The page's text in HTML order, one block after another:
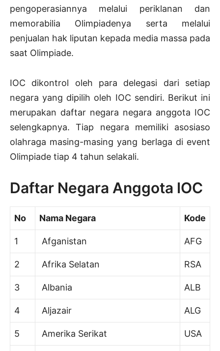
pengoperasiannya melalui periklanan dan
memorabilia Olimpiadenya serta melalui
penjualan hak liputan kepada media massa pada
saat Olimpiade.
IOC dikontrol oleh para delegasi dari setiap
negara yang dipilih oleh IOC sendiri. Berikut ini
merupakan daftar negara negara anggota IOC
selengkapnya. Tiap negara memiliki asosiaso
olahraga masing-masing yang berlaga di event
Olimpiade tiap 4 tahun selakali.
Daftar Negara Anggota IOC
No Nama Negara Kode
1 Afganistan AFG
2 Afrika Selatan RSA
3 Albania ALB
4 Aljazair ALG
5 Amerika Serikat USA